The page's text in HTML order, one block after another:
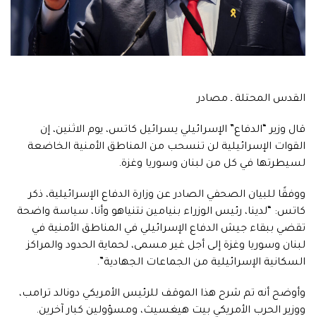
القدس المحتلة ـ مصادر
قال وزير “الدفاع” الإسرائيلي يسرائيل كاتس، يوم الاثنين، إن
القوات الإسرائيلية لن تنسحب من المناطق الأمنية الخاضعة
لسيطرتها في كل من لبنان وسوريا وغزة.
ووفقًا للبيان الصحفي الصادر عن وزارة الدفاع الإسرائيلية، ذكر
كاتس: “لدينا، رئيس الوزراء بنيامين نتنياهو وأنا، سياسة واضحة
تقضي ببقاء جيش الدفاع الإسرائيلي في المناطق الأمنية في
لبنان وسوريا وغزة إلى أجل غير مسمى، لحماية الحدود والمراكز
السكانية الإسرائيلية من الجماعات الجهادية”.
وأوضح أنه تم شرح هذا الموقف للرئيس الأمريكي دونالد ترامب،
ووزير الحرب الأمريكي بيت هيغسيث، ومسؤولين كبار آخرين.